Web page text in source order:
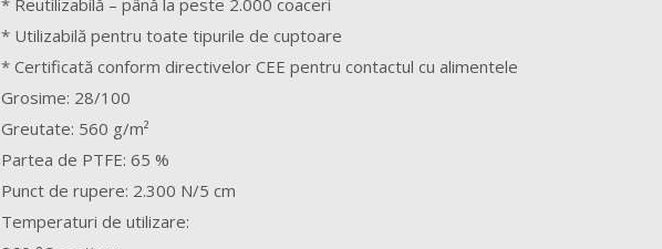
* Reutilizabilă – până la peste 2.000 coaceri
* Utilizabilă pentru toate tipurile de cuptoare
* Certificată conform directivelor CEE pentru contactul cu alimentele
Grosime: 28/100
Greutate: 560 g/m²
Partea de PTFE: 65 %
Punct de rupere: 2.300 N/5 cm
Temperaturi de utilizare: